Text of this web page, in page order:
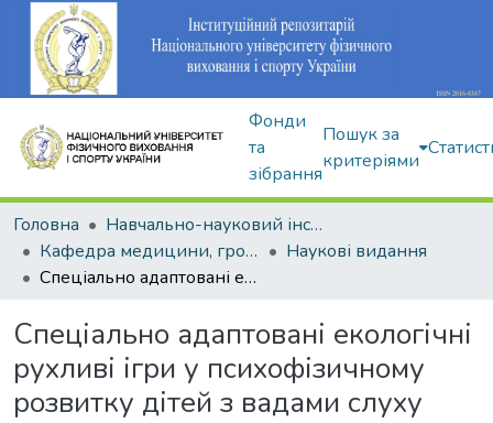
Фонди
та
зібрання
Пошук за
критеріями
Головна
Навчально-науковий інститут здоров'я, реабілітації та фізичного виховання
Кафедра медицини, громадського здоров'я та екології спорту
Наукові видання
Спеціально адаптовані екологічні рухливі ігри у психофізичному розвитку дітей з вадами слуху
Спеціально адаптовані екологічні
рухливі ігри у психофізичному
розвитку дітей з вадами слуху